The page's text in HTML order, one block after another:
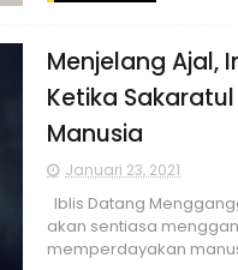
Menjelang Ajal,
Ketika
Manusia
Januari 23, 2021
Iblis Datang
akan sentiasa
memperdayakan